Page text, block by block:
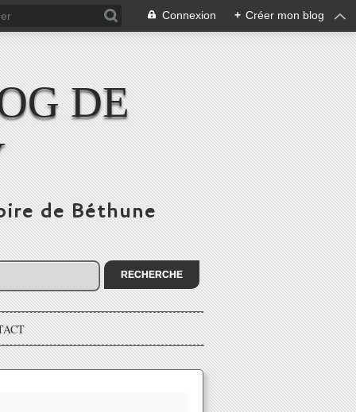
Connexion + Créer mon blog
DE
de Béthune